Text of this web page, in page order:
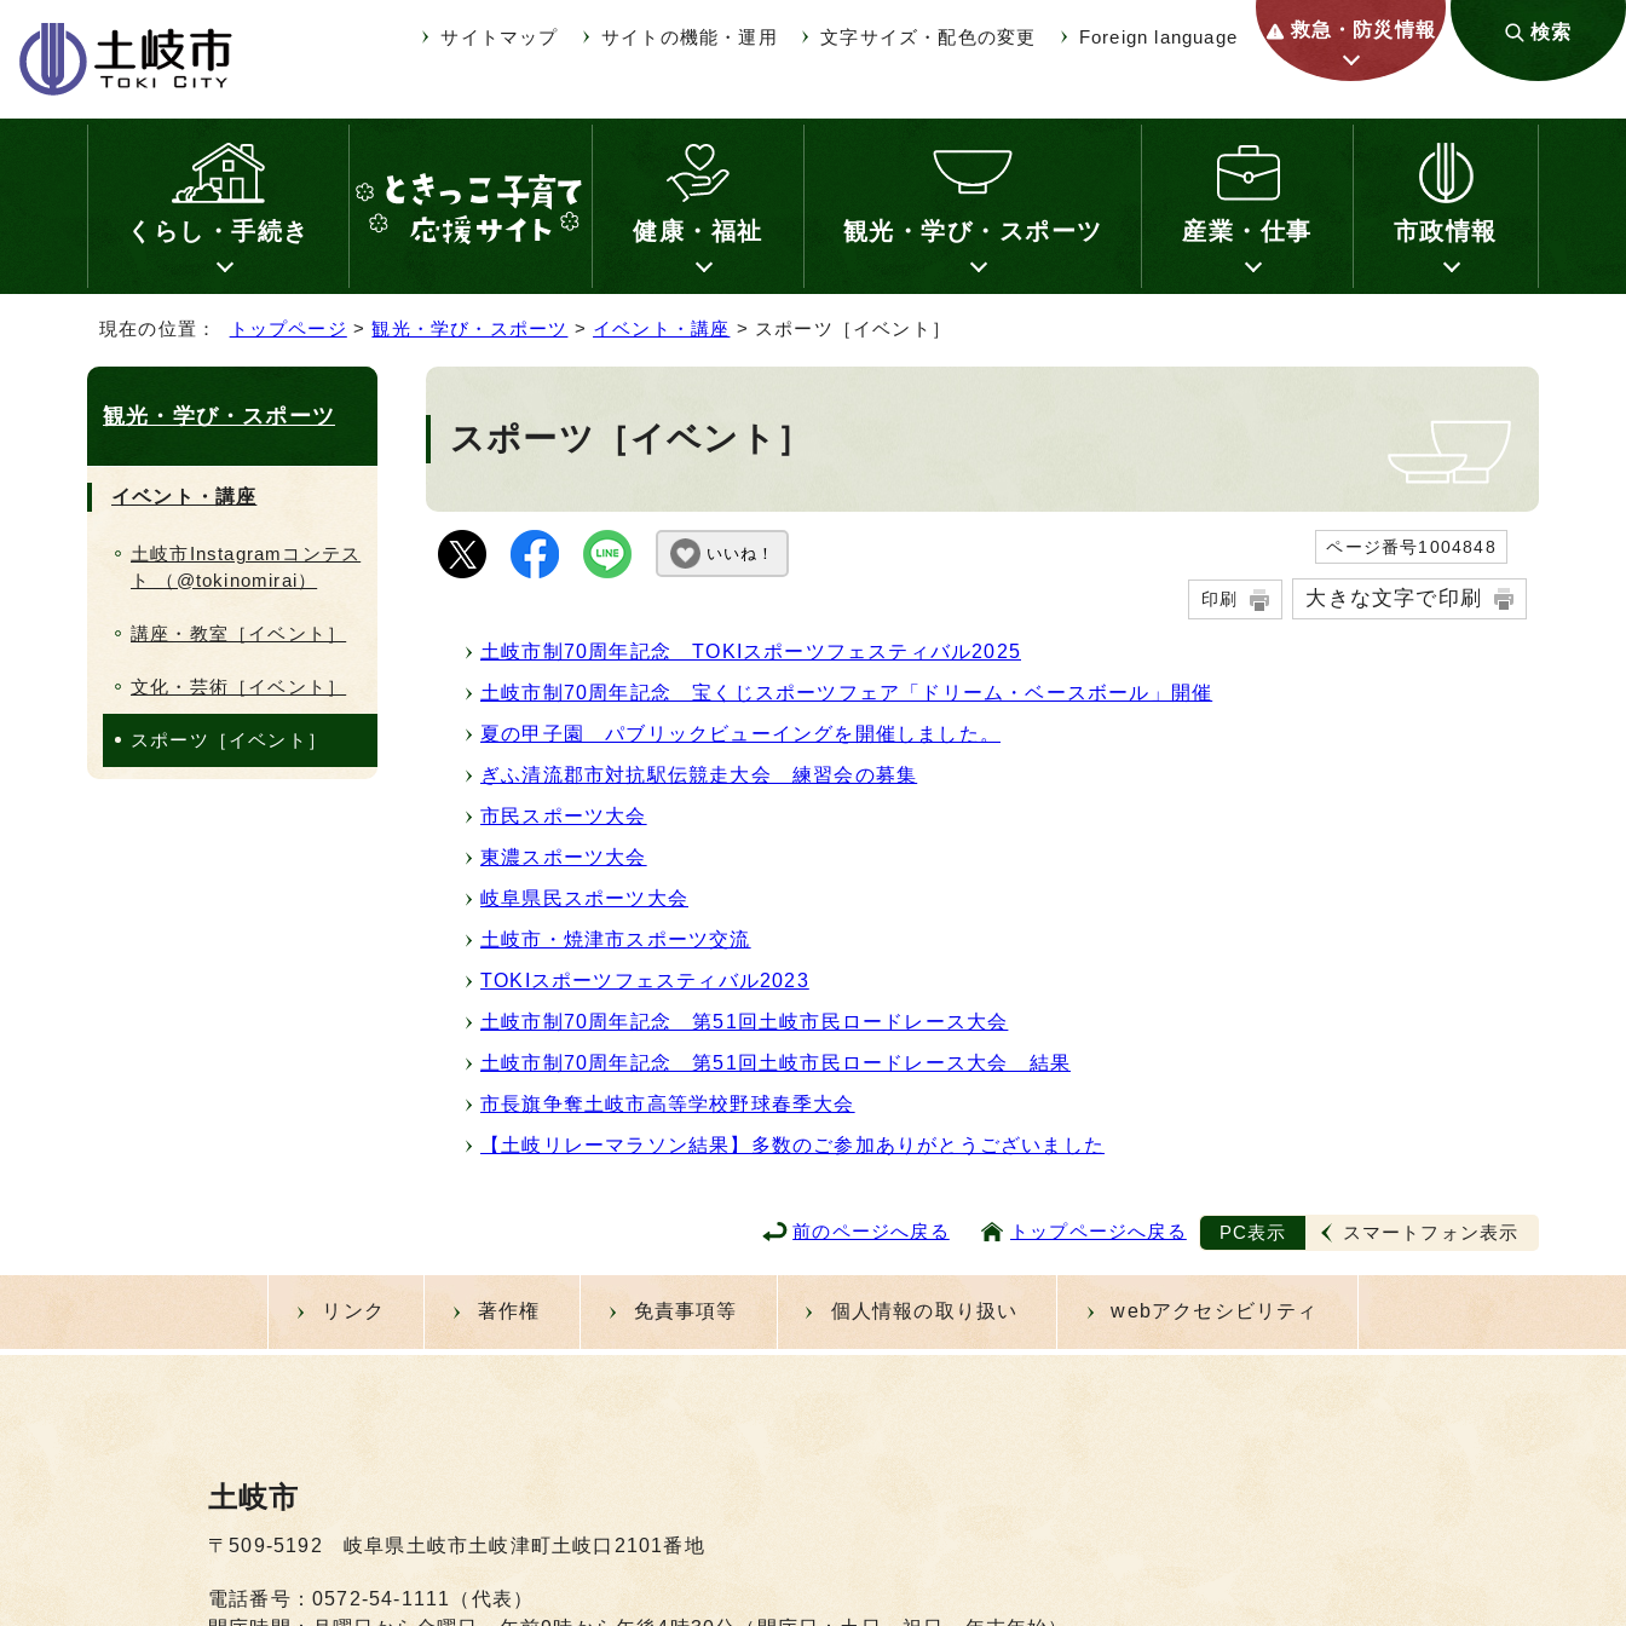
サイトマップ サイトの機能・運用 文字サイズ・配色の変更 Foreign language 救急・防災情報 検索
くらし・手続き 健康・福祉 観光・学び・スポーツ 産業・仕事 市政情報
現在の位置： トップページ >観光・学び・スポーツ > イベント・講座 > スポーツ［イベント］
スポーツ［イベント］
いいね！ ページ番号1004848
印刷 大きな文字で印刷
土岐市制70周年記念 TOKIスポーツフェスティバル2025
土岐市制70周年記念 宝くじスポーツフェア「ドリーム・ベースボール」開催
夏の甲子園 パブリックビューイングを開催しました。
ぎふ清流郡市対抗駅伝競走大会 練習会の募集
市民スポーツ大会
東濃スポーツ大会
岐阜県民スポーツ大会
土岐市・焼津市スポーツ交流
TOKIスポーツフェスティバル2023
土岐市制70周年記念 第51回土岐市民ロードレース大会
土岐市制70周年記念 第51回土岐市民ロードレース大会 結果
市長旗争奪土岐市高等学校野球春季大会
【土岐リレーマラソン結果】多数のご参加ありがとうございました
観光・学び・スポーツ
イベント・講座
土岐市Instagramコンテス
ト （@tokinomirai）
講座・教室［イベント］
文化・芸術［イベント］
スポーツ［イベント］
前のページへ戻る トップページへ戻る PC表示 スマートフォン表示
リンク 著作権 免責事項等 個人情報の取り扱い webアクセシビリティ
土岐市
〒509-5192 岐阜県土岐市土岐津町土岐口2101番地
電話番号：0572-54-1111（代表）